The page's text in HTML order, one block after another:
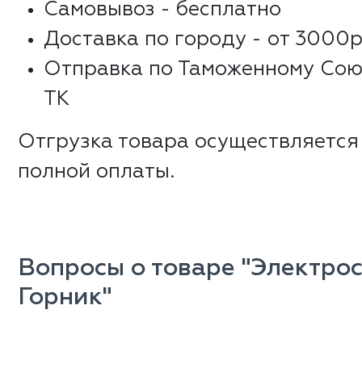
Самовывоз - бесплатно
Доставка по городу - от
Отправка по Таможенному
ТК
Отгрузка товара
полной оплаты.
Вопросы о товаре
Горник"